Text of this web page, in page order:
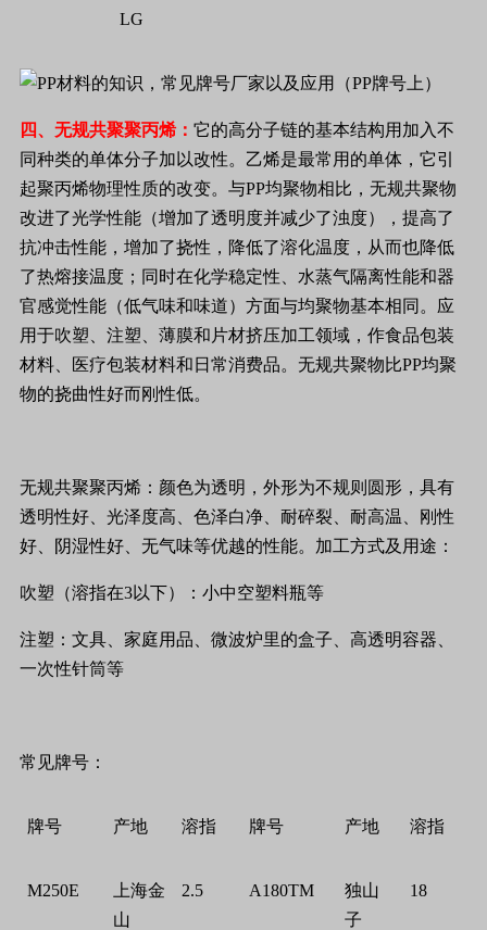
LG
四、无规共聚聚丙烯： 它的高分子链的基本结构用加入不
同种类的单体分子加以改性。乙烯是最常用的单体，它引
起聚丙烯物理性质的改变。与PP均聚物相比，无规共聚物
改进了光学性能（增加了透明度并减少了浊度），提高了
抗冲击性能，增加了挠性，降低了溶化温度，从而也降低
了热熔接温度；同时在化学稳定性、水蒸气隔离性能和器
官感觉性能（低气味和味道）方面与均聚物基本相同。应
用于吹塑、注塑、薄膜和片材挤压加工领域，作食品包装
材料、医疗包装材料和日常消费品。无规共聚物比PP均聚
物的挠曲性好而刚性低。
无规共聚聚丙烯：颜色为透明，外形为不规则圆形，具有
透明性好、光泽度高、色泽白净、耐碎裂、耐高温、刚性
好、阴湿性好、无气味等优越的性能。加工方式及用途：
吹塑（溶指在3以下）：小中空塑料瓶等
注塑：文具、家庭用品、微波炉里的盒子、高透明容器、
一次性针筒等
常见牌号：
牌号 产地 溶指 牌号 产地 溶指
M250E
上海金
山
2.5 A180TM
独山
子
18